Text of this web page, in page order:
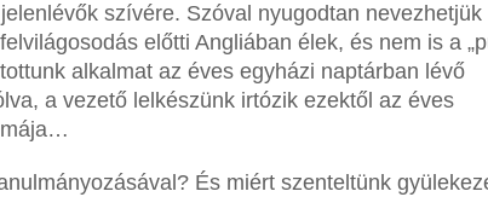
szívére. Szóval nyugodtan nevezhetjük
előtti Angliában élek, és nem is a
alkalmat az éves egyházi naptárban lévő
a vezető lelkészünk irtózik ezektől az éves
És miért szenteltünk